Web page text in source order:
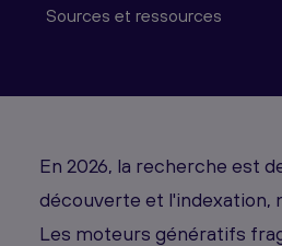
Sources et ressources
En 2026, la recherche est
découverte et l'indexation,
Les moteurs génératifs